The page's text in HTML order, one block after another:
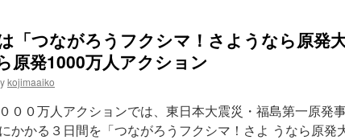
集
新
聞
ゼ
大
日
比
「つながろうフクシマ！さようなら原発大
原発1000万人アクション
kojimaaiko
００万人アクションでは、東日本大震災・福島第一原発
かかる３日間を「つながろうフクシマ！さよ うなら原発